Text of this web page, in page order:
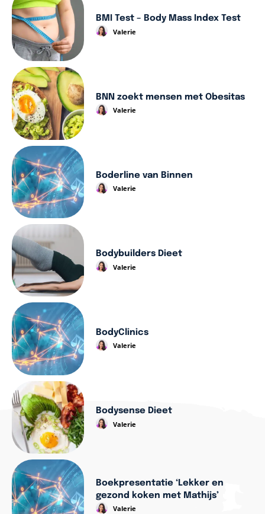
BMI Test – Body Mass Index Test
Valerie
BNN zoekt mensen met Obesitas
Valerie
Boderline van Binnen
Valerie
Bodybuilders Dieet
Valerie
BodyClinics
Valerie
Bodysense Dieet
Valerie
Boekpresentatie ‘Lekker en
gezond koken met Mathijs’
Valerie